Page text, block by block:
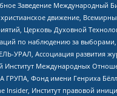
Заведение Международный
движение,
Церковь Духовной
по наблюдению за
УРАЛ, Ассоциация развития
Институт Международных
Фонд имени Генриха
Insider, Институт правовой